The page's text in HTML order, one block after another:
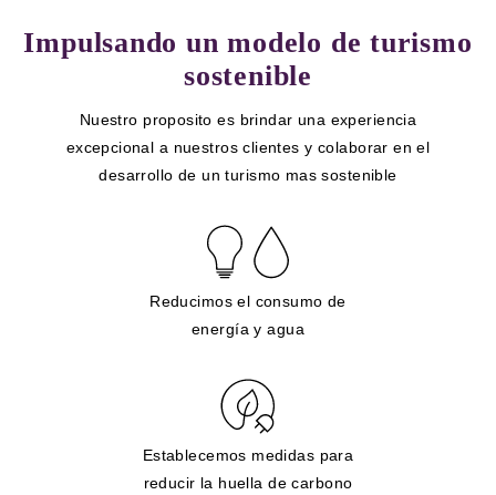
Impulsando un modelo de turismo
sostenible
Nuestro proposito es brindar una experiencia
excepcional a nuestros clientes y colaborar en el
desarrollo de un turismo mas sostenible
Reducimos el consumo de
energía y agua
Establecemos medidas para
reducir la huella de carbono